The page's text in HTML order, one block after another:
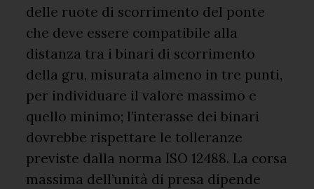
delle ruote di scorrimento del ponte
che deve essere compatibile alla
distanza tra i binari di scorrimento
della gru, misurata almeno in tre punti,
per individuare il valore massimo e
quello minimo; l’interasse dei binari
dovrebbe rispettare le tolleranze
previste dalla norma ISO 12488. La corsa
massima dell’unità di presa dipende